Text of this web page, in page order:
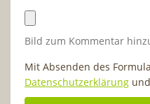
Bild zum Kommentar
Mit Absenden des
Datenschutzerklärung